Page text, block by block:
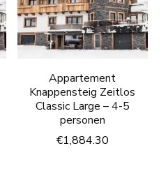
Appartement
Knappensteig Zeitlos
Classic Large – 4-5
personen
€1,884.30